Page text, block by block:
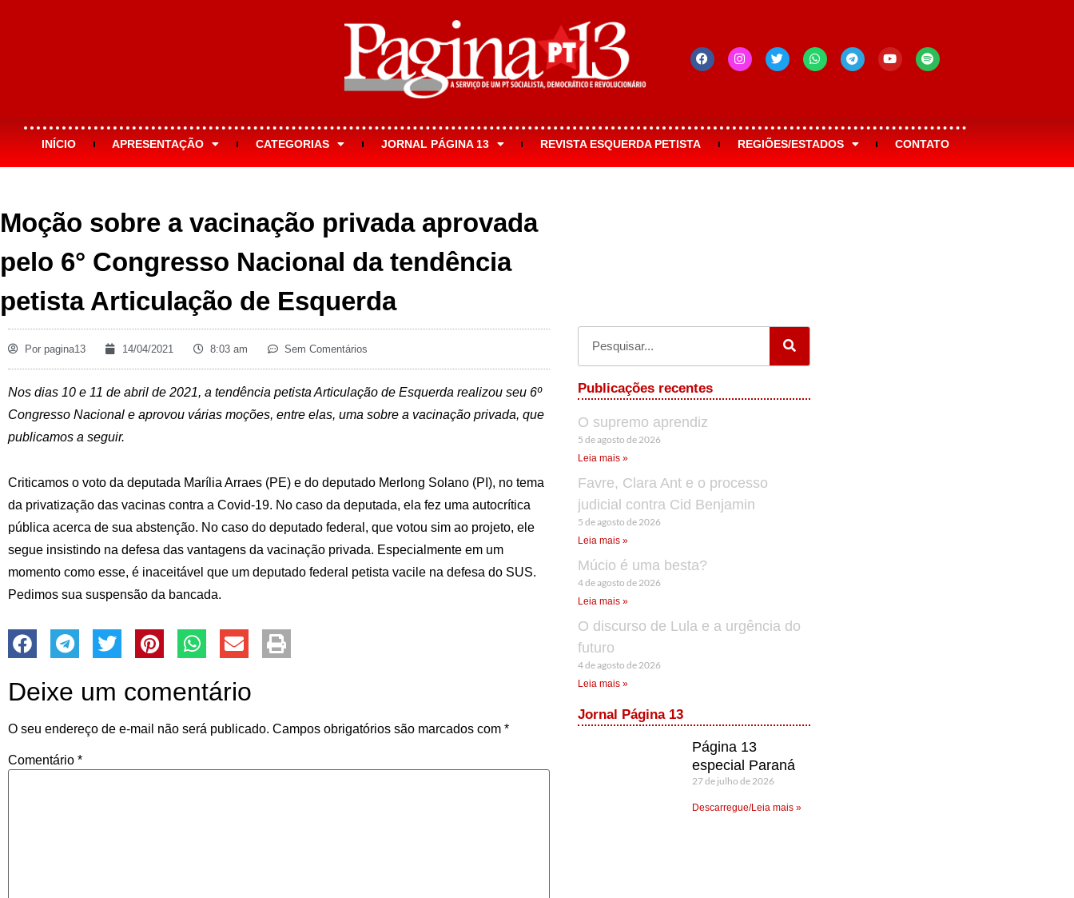
INÍCIO APRESENTAÇÃO CATEGORIAS JORNAL PÁGINA 13 REVISTA ESQUERDA PETISTA REGIÕES/ESTADOS CONTATO
Moção sobre a vacinação privada aprovada
pelo 6° Congresso Nacional da tendência
petista Articulação de Esquerda
Por pagina13 14/04/2021 8:03 am Sem Comentários
Nos dias 10 e 11 de abril de 2021, a tendência petista Articulação de Esquerda realizou seu 6º
Congresso Nacional e aprovou várias moções, entre elas, uma sobre a vacinação privada, que
publicamos a seguir.
Criticamos o voto da deputada Marília Arraes (PE) e do deputado Merlong Solano (PI), no tema
da privatização das vacinas contra a Covid-19. No caso da deputada, ela fez uma autocrítica
pública acerca de sua abstenção. No caso do deputado federal, que votou sim ao projeto, ele
segue insistindo na defesa das vantagens da vacinação privada. Especialmente em um
momento como esse, é inaceitável que um deputado federal petista vacile na defesa do SUS.
Pedimos sua suspensão da bancada.
Deixe um comentário
O seu endereço de e-mail não será publicado. Campos obrigatórios são marcados com *
Comentário *
Publicações recentes
O supremo aprendiz
5 de agosto de 2026
Leia mais »
Favre, Clara Ant e o processo
judicial contra Cid Benjamin
5 de agosto de 2026
Leia mais »
Múcio é uma besta?
4 de agosto de 2026
Leia mais »
O discurso de Lula e a urgência do
futuro
4 de agosto de 2026
Leia mais »
Jornal Página 13
Página 13
especial Paraná
27 de julho de 2026
Descarregue/Leia mais »